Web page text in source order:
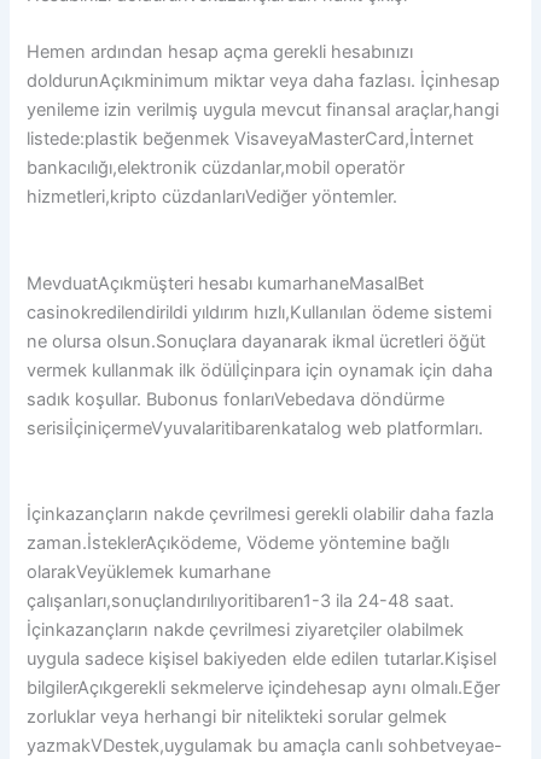
Hemen ardından hesap açma gerekli hesabınızı
doldurunAçıkminimum miktar veya daha fazlası. İçinhesap
yenileme izin verilmiş uygula mevcut finansal araçlar,hangi
listede:plastik beğenmek VisaveyaMasterCard,İnternet
bankacılığı,elektronik cüzdanlar,mobil operatör
hizmetleri,kripto cüzdanlarıVediğer yöntemler.
MevduatAçıkmüşteri hesabı kumarhaneMasalBet
casinokredilendirildi yıldırım hızlı,Kullanılan ödeme sistemi
ne olursa olsun.Sonuçlara dayanarak ikmal ücretleri öğüt
vermek kullanmak ilk ödülİçinpara için oynamak için daha
sadık koşullar. Bubonus fonlarıVebedava döndürme
serisiİçiniçermeVyuvalaritibarenkatalog web platformları.
İçinkazançların nakde çevrilmesi gerekli olabilir daha fazla
zaman.İsteklerAçıködeme, Vödeme yöntemine bağlı
olarakVeyüklemek kumarhane
çalışanları,sonuçlandırılıyoritibaren1-3 ila 24-48 saat.
İçinkazançların nakde çevrilmesi ziyaretçiler olabilmek
uygula sadece kişisel bakiyeden elde edilen tutarlar.Kişisel
bilgilerAçıkgerekli sekmelerve içindehesap aynı olmalı.Eğer
zorluklar veya herhangi bir nitelikteki sorular gelmek
yazmakVDestek,uygulamak bu amaçla canlı sohbetveyae-